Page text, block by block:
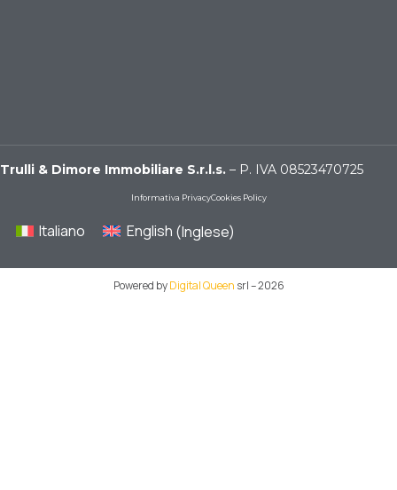
Trulli & Dimore Immobiliare S.r.l.s. – P. IVA 08523470725
Informativa PrivacyCookies Policy
Italiano English (Inglese)
Powered byDigital Queen srl – 2026